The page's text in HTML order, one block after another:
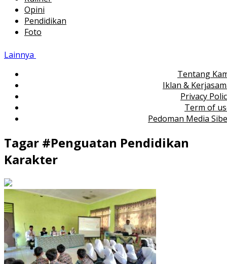
Opini
Pendidikan
Foto
Lainnya
Tentang
Iklan &
Privacy
Term of
Pedoman Media
Tagar #Penguatan Pendidikan
Karakter